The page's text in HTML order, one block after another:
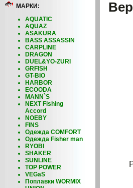
МАРКИ:
AQUATIC
AQUAZ
ASAKURA
BASS ASSASSIN
CARPLINE
DRAGON
DUEL&YO-ZURI
GRFISH
GT-BIO
HARBOR
ECOODA
MANN`S
NEXT Fishing
Accord
NOEBY
FINS
Одежда COMFORT
Одежда Fisher man
RYOBI
SHAKER
SUNLINE
TOP POWER
VEGaS
Поплавки WORMIX